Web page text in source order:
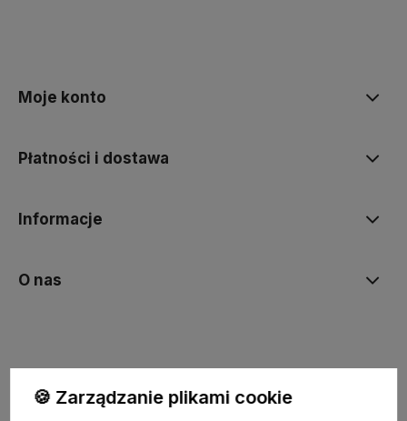
Moje konto
Płatności i dostawa
Informacje
O nas
🍪 Zarządzanie plikami cookie